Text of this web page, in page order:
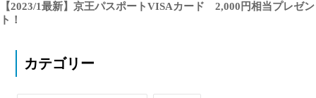
【2023/1最新】京王パスポートVISAカード 2,000円相当プレゼン
ト！
カテゴリー